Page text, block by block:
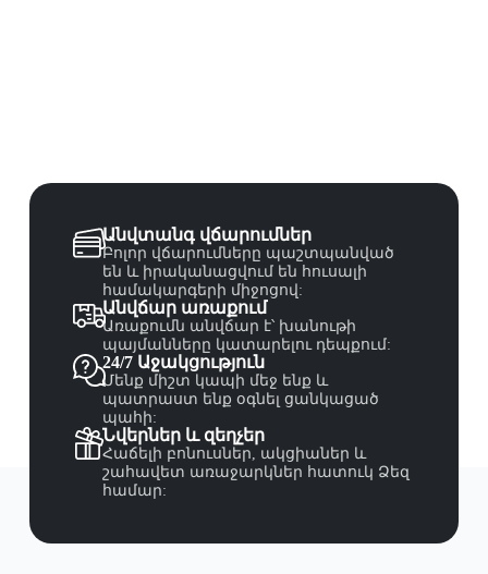
Անվտանգ վճարումներ
Բոլոր վճարումները պաշտպանված
են և իրականացվում են հուսալի
համակարգերի միջոցով:
Անվճար առաքում
Առաքումն անվճար է՝ խանութի
պայմանները կատարելու դեպքում:
24/7 Աջակցություն
Մենք միշտ կապի մեջ ենք և
պատրաստ ենք օգնել ցանկացած
պահի:
Նվերներ և զեղչեր
Հաճելի բոնուսներ, ակցիաներ և
շահավետ առաջարկներ հատուկ Ձեզ
համար: